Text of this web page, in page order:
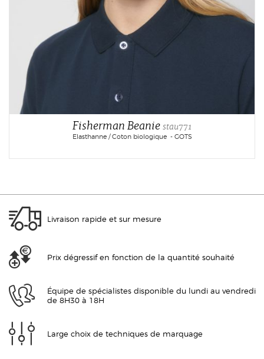
Fisherman Beanie stau771
Elasthanne / Coton biologique - GOTS
Livraison rapide et sur mesure
Prix dégressif en fonction de la quantité souhaité
Équipe de spécialistes disponible du lundi au vendredi
de 8H30 à 18H
Large choix de techniques de marquage